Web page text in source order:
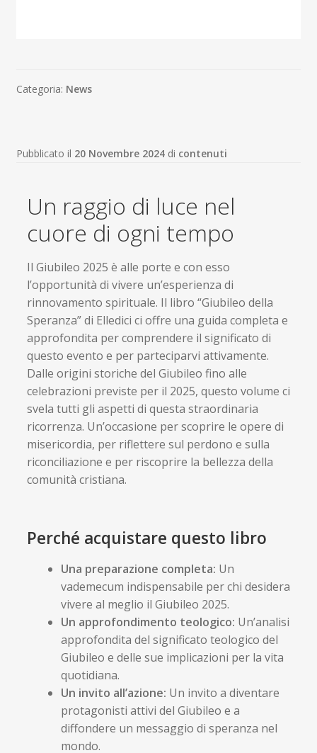
Categoria: News
Pubblicato il 20 Novembre 2024 di contenuti
Un raggio di luce nel
cuore di ogni tempo
Il Giubileo 2025 è alle porte e con esso
l’opportunità di vivere un’esperienza di
rinnovamento spirituale. Il libro “Giubileo della
Speranza” di Elledici ci offre una guida completa e
approfondita per comprendere il significato di
questo evento e per parteciparvi attivamente.
Dalle origini storiche del Giubileo fino alle
celebrazioni previste per il 2025, questo volume ci
svela tutti gli aspetti di questa straordinaria
ricorrenza. Un’occasione per scoprire le opere di
misericordia, per riflettere sul perdono e sulla
riconciliazione e per riscoprire la bellezza della
comunità cristiana.
Perché acquistare questo libro
Una preparazione completa: Un
vademecum indispensabile per chi desidera
vivere al meglio il Giubileo 2025.
Un approfondimento teologico: Un’analisi
approfondita del significato teologico del
Giubileo e delle sue implicazioni per la vita
quotidiana.
Un invito all’azione: Un invito a diventare
protagonisti attivi del Giubileo e a
diffondere un messaggio di speranza nel
mondo.